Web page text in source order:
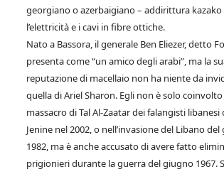
georgiano o azerbaigiano – addirittura kazako -
l’elettricità e i cavi in fibre ottiche.
Nato a Bassora, il generale Ben Eliezer, detto
presenta come “un amico degli arabi”, ma la
reputazione di macellaio non ha niente da
quella di Ariel Sharon. Egli non è solo
massacro di Tal Al-Zaatar dei falangisti libanesi
Jenine nel 2002, o nell’invasione del Libano
1982, ma è anche accusato di avere fatto
prigionieri durante la guerra del giugno 1967.